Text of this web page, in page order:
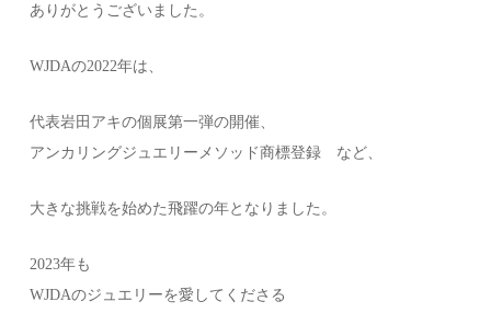
ありがとうございました。
WJDAの2022年は、
代表岩田アキの個展第一弾の開催、
アンカリングジュエリーメソッド商標登録 など、
大きな挑戦を始めた飛躍の年となりました。
2023年も
WJDAのジュエリーを愛してくださる